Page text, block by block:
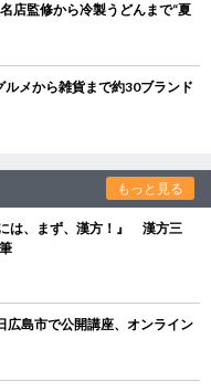
店監修から冷製うどんまで“夏
メから雑貨まで約30ブランド
もっと見る
は、まず、漢方！』 漢方三
島市で公開講座、オンライン